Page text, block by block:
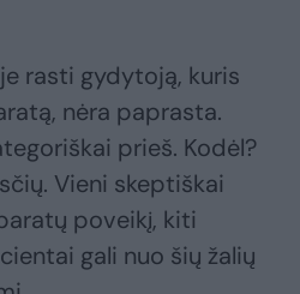
rasti gydytoją, kuris
nėra paprasta.
prieš. Kodėl?
Vieni skeptiškai
poveikį, kiti
gali nuo šių žalių